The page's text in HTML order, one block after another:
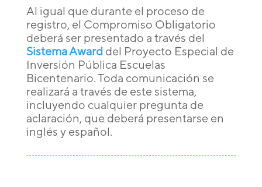
Al igual que durante el proceso de
registro, el Compromiso Obligatorio
deberá ser presentado a través del
Sistema Award del Proyecto Especial de
Inversión Pública Escuelas
Bicentenario. Toda comunicación se
realizará a través de este sistema,
incluyendo cualquier pregunta de
aclaración, que deberá presentarse en
inglés y español.